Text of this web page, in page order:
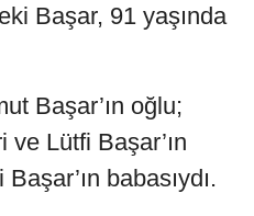
Başar, 91 yaşında
Başar’ın oğlu;
Lütfi Başar’ın
babasıydı.